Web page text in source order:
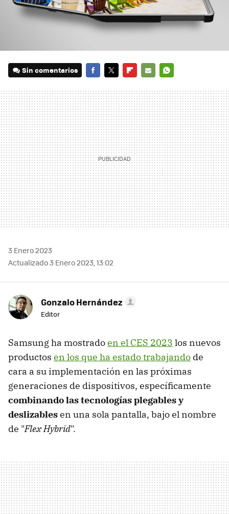
Sin comentarios
MAIL
3 Enero 2023
Actualizado 3 Enero 2023, 13:02
Gonzalo Hernández
Editor
Samsung ha mostradoen el CES 2023 los nuevos
productos en los que ha estado trabajando de
cara a su implementación en las próximas
generaciones de dispositivos, específicamente
combinando las tecnologías plegables y
deslizablesen una sola pantalla, bajo el nombre
de "Flex Hybrid".